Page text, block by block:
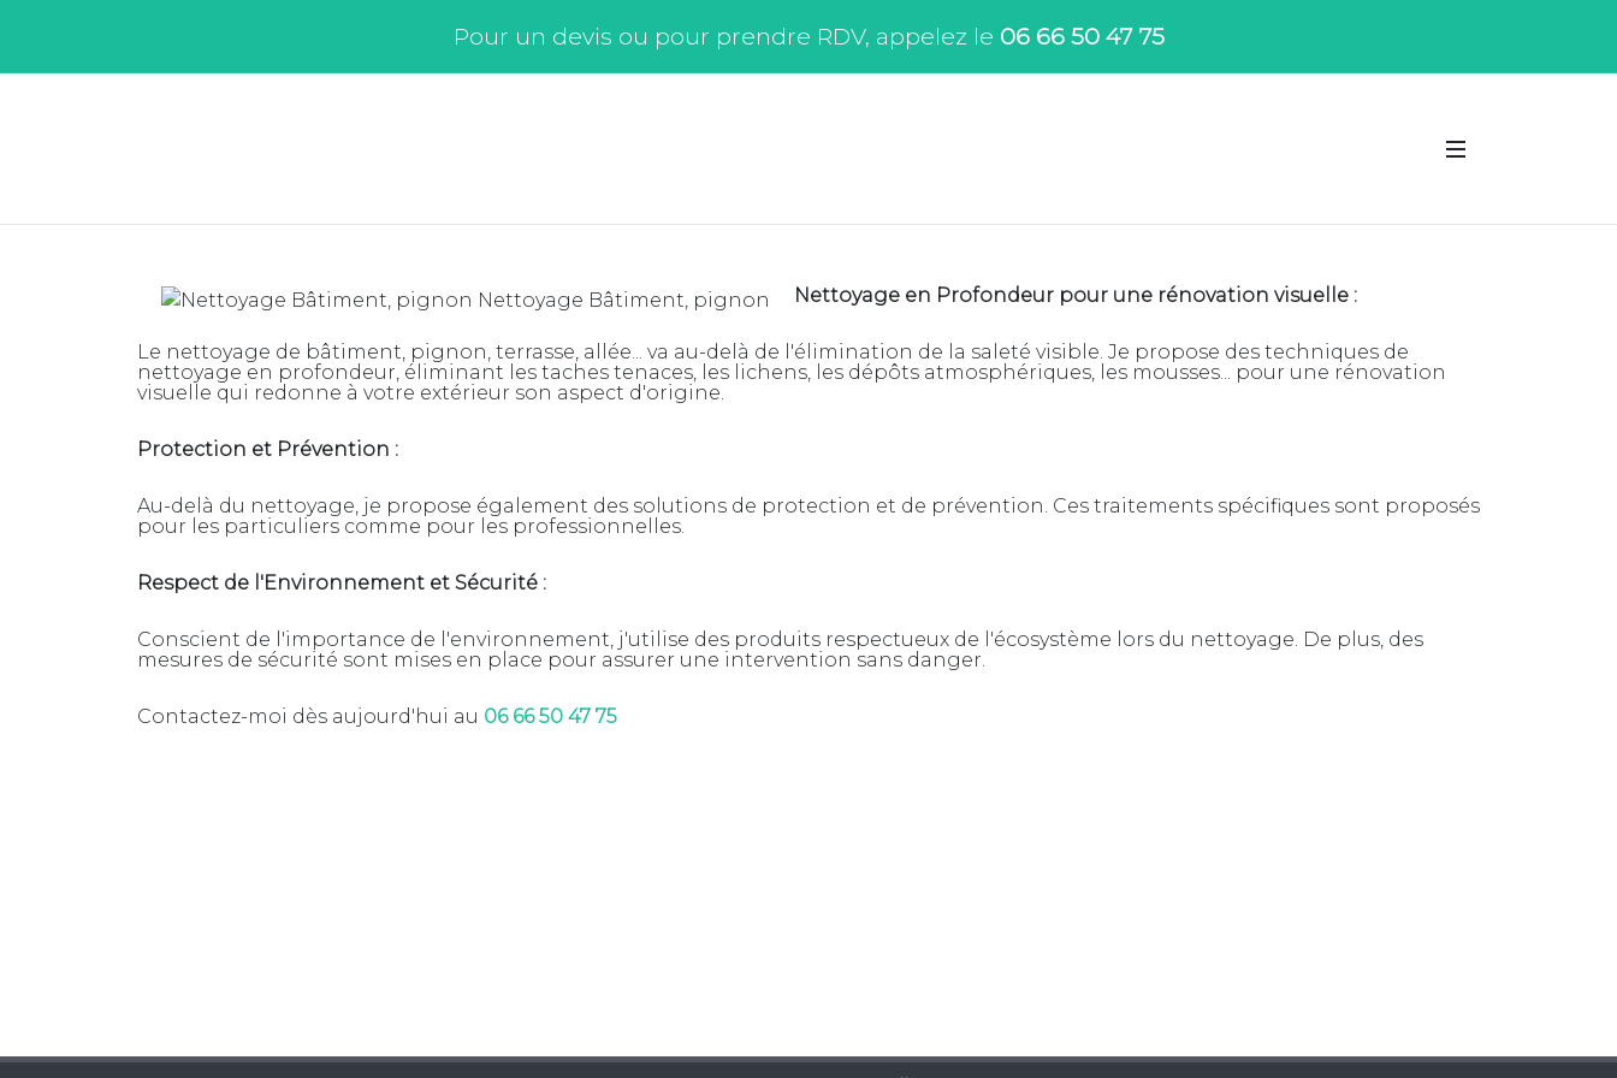
Pour un devis ou pour prendre RDV, appelez le 06 66 50 47 75
Nettoyage en Profondeur pour une rénovation visuelle :
Le nettoyage de bâtiment, pignon, terrasse, allée... va au-delà de l'élimination de la saleté visible. Je propose des techniques de
nettoyage en profondeur, éliminant les taches tenaces, les lichens, les dépôts atmosphériques, les mousses... pour une rénovation
visuelle qui redonne à votre extérieur son aspect d'origine.
Protection et Prévention :
Au-delà du nettoyage, je propose également des solutions de protection et de prévention. Ces traitements spécifiques sont proposés
pour les particuliers comme pour les professionnelles.
Respect de l'Environnement et Sécurité :
Conscient de l'importance de l'environnement, j'utilise des produits respectueux de l'écosystème lors du nettoyage. De plus, des
mesures de sécurité sont mises en place pour assurer une intervention sans danger.
Contactez-moi dès aujourd'hui au 06 66 50 47 75